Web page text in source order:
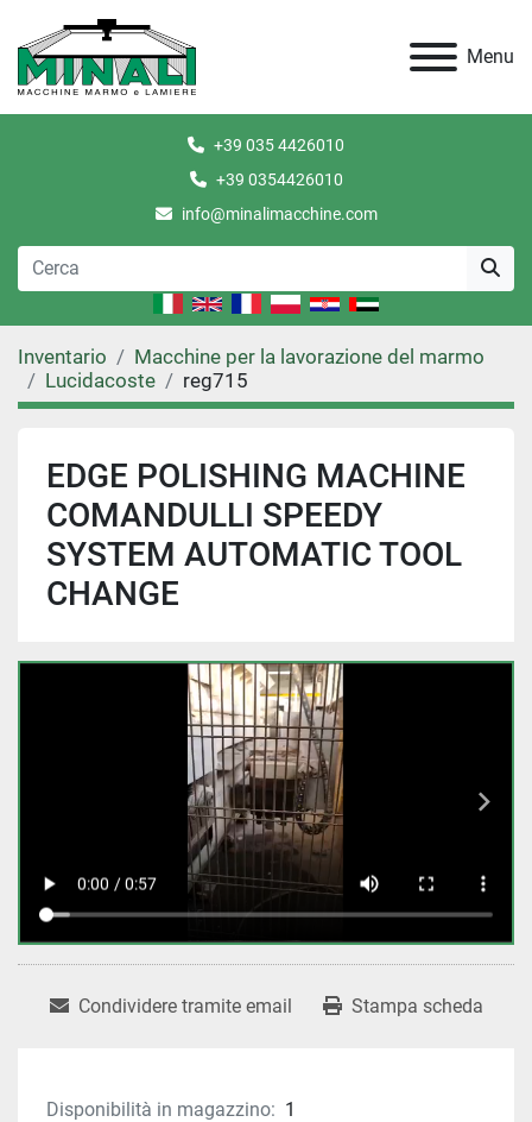
Menu
+39 035 4426010
+39 0354426010
info@minalimacchine.com
Inventario
Macchine per la lavorazione del marmo
Lucidacoste
reg715
EDGE POLISHING MACHINE
COMANDULLI SPEEDY
SYSTEM AUTOMATIC TOOL
CHANGE
Condividere tramite email Stampa scheda
Disponibilità in magazzino: 1